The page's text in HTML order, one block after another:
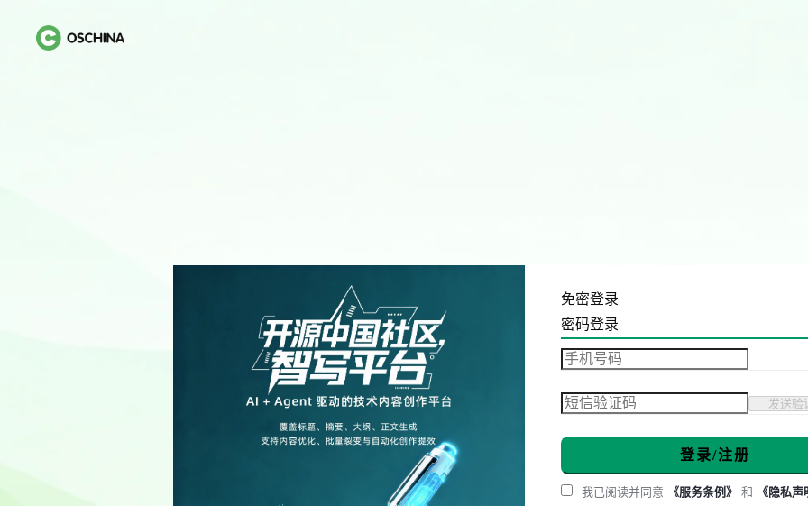
免密登录
密码登录
发送验
登录/注册
我已阅读并同意 《服务条例》 和 《隐私声